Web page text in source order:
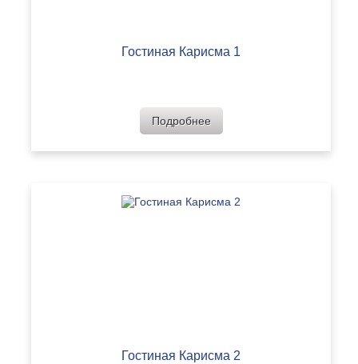
Гостиная Карисма 1
Подробнее
Гостиная Карисма 2